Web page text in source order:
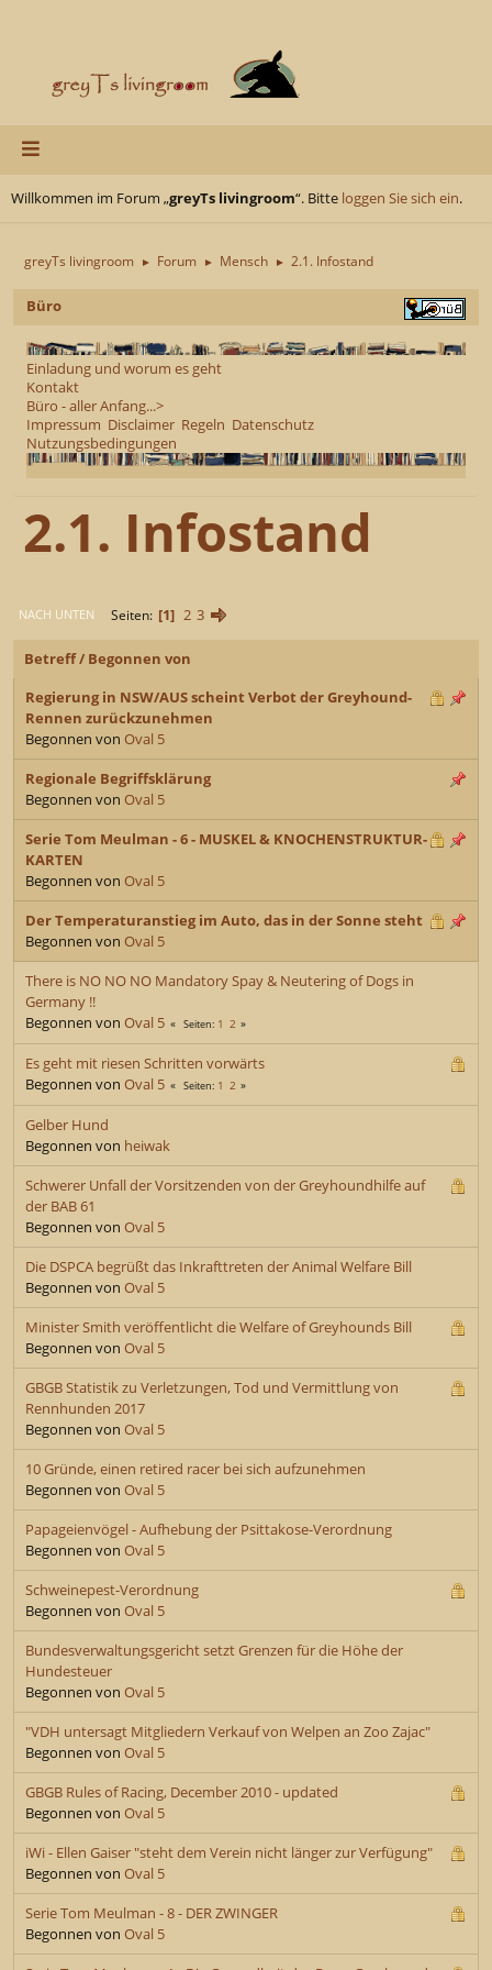
Willkommen im Forum „greyTs livingroom“. Bitte loggen Sie sich ein.
greyTs livingroom ► Forum ► Mensch ► 2.1. Infostand
Büro
Einladung und worum es geht
Kontakt
Büro - aller Anfang...>
Impressum Disclaimer Regeln Datenschutz
Nutzungsbedingungen
2.1. Infostand
NACH UNTEN Seiten 1 2 3
Betreff/ Begonnen von
Regierung in NSW/AUS scheint Verbot der Greyhound-
Rennen zurückzunehmen
Begonnen von Oval 5
Regionale Begriffsklärung
Begonnen von Oval 5
Serie Tom Meulman - 6 - MUSKEL & KNOCHENSTRUKTUR-
KARTEN
Begonnen von Oval 5
Der Temperaturanstieg im Auto, das in der Sonne steht
Begonnen von Oval 5
There is NO NO NO Mandatory Spay & Neutering of Dogs in
Germany !!
Begonnen von Oval 5 Seiten 1 2
Es geht mit riesen Schritten vorwärts
Begonnen von Oval 5 Seiten 1 2
Gelber Hund
Begonnen von heiwak
Schwerer Unfall der Vorsitzenden von der Greyhoundhilfe auf
der BAB 61
Begonnen von Oval 5
Die DSPCA begrüßt das Inkrafttreten der Animal Welfare Bill
Begonnen von Oval 5
Minister Smith veröffentlicht die Welfare of Greyhounds Bill
Begonnen von Oval 5
GBGB Statistik zu Verletzungen, Tod und Vermittlung von
Rennhunden 2017
Begonnen von Oval 5
10 Gründe, einen retired racer bei sich aufzunehmen
Begonnen von Oval 5
Papageienvögel - Aufhebung der Psittakose-Verordnung
Begonnen von Oval 5
Schweinepest-Verordnung
Begonnen von Oval 5
Bundesverwaltungsgericht setzt Grenzen für die Höhe der
Hundesteuer
Begonnen von Oval 5
"VDH untersagt Mitgliedern Verkauf von Welpen an Zoo Zajac"
Begonnen von Oval 5
GBGB Rules of Racing, December 2010 - updated
Begonnen von Oval 5
iWi - Ellen Gaiser "steht dem Verein nicht länger zur Verfügung"
Begonnen von Oval 5
Serie Tom Meulman - 8 - DER ZWINGER
Begonnen von Oval 5